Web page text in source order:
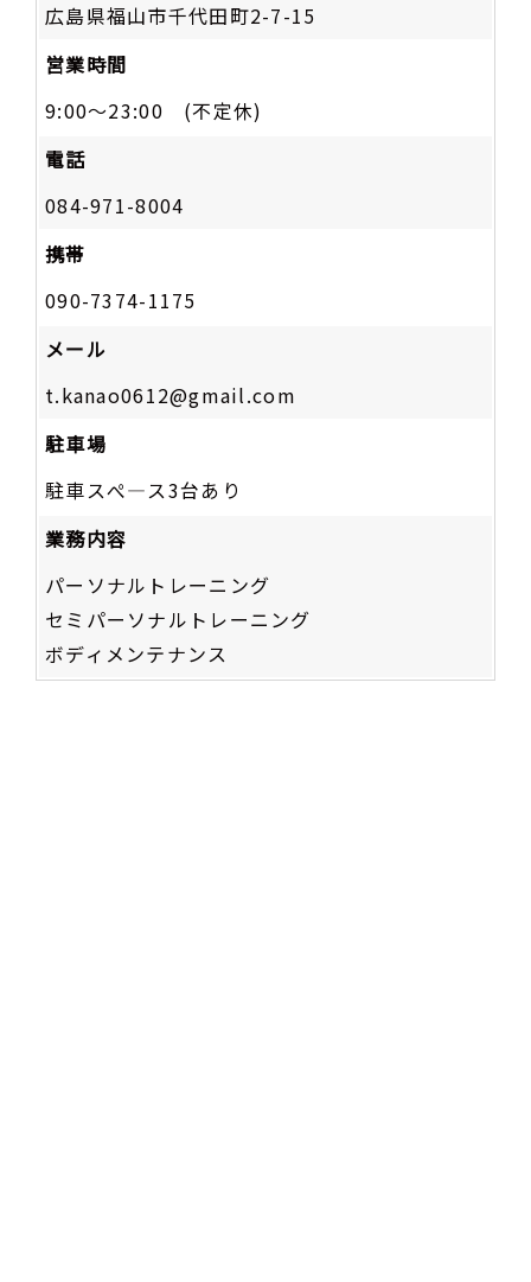
広島県福山市千代田町2-7-15
営業時間
9:00～23:00 (不定休)
電話
084-971-8004
携帯
090-7374-1175
メール
t.kanao0612@gmail.com
駐車場
駐車スぺ―ス3台あり
業務内容
パーソナルトレーニング
セミパーソナルトレーニング
ボディメンテナンス